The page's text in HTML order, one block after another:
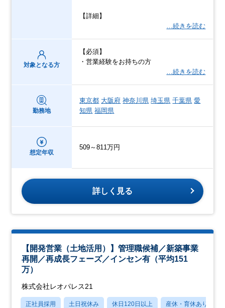
【詳細】
…続きを読む
対象となる方
【必須】
・営業経験をお持ちの方
…続きを読む
勤務地
東京都 大阪府 神奈川県 埼玉県 千葉県 愛
知県 福岡県
想定年収
509～811万円
詳しく見る
【開発営業（土地活用）】管理職候補／新築事業
再開／再成長フェーズ／インセン有（平均151
万）
株式会社レオパレス21
正社員採用 土日祝休み 休日120日以上 産休・育休あり